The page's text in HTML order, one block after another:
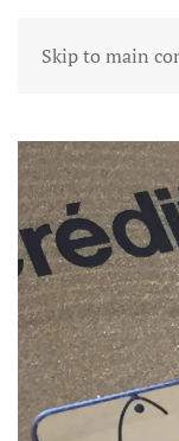
Skip to main
Author: